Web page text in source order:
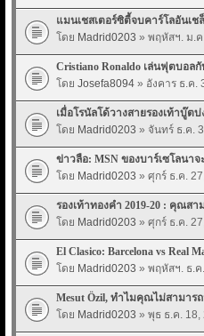
แมนเชสเตอร์ซิตี้จบคาร์โลอันเช
โดย Madrid0203 » พฤหัสฯ. ม.ค
Cristiano Ronaldo เล่นฟุตบอล
โดย Josefa8094 » อังคาร ธ.ค.
เมื่อโรนัลโด้วางสายรองเท้าบู๊ต
โดย Madrid0203 » จันทร์ ธ.ค.
ข่าวลือ: MSN ของบาร์เซโลนาจ
โดย Madrid0203 » ศุกร์ ธ.ค.
รองเท้าทองคำ 2019-20 : คุณส
โดย Madrid0203 » ศุกร์ ธ.ค.
El Clasico: Barcelona vs Real
โดย Madrid0203 » พฤหัสฯ. ธ.ค
Mesut Özil, ทำไมคุณไม่สามาร
โดย Madrid0203 » พุธ ธ.ค. 18,